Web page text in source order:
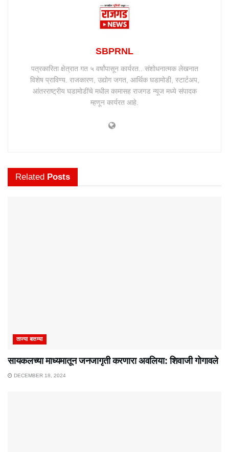
SBPRNL
पत्रकारिता क्षेत्रात गत ५ वर्षांपासून कार्यरत.. संशोधनात्मक लेखनात
विशेष प्राविण्य. राजकारण, उद्योग जगत, आर्थिक घडामोडी, स्टार्टअप,
आंतरराष्ट्रीय घडामोडींचे मधील कामासह राजगड न्यूज मध्ये संपादक
म्हणून कार्यरत आहे.
Related Posts
ताज्या बातम्या
सायकलच्या माध्यमातून जनजागृती करणारा अवलिया: शिवाजी गोगावले
DECEMBER 18, 2024